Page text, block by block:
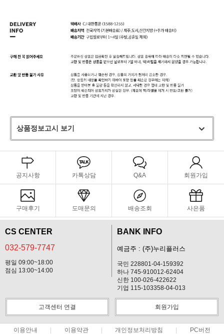
상품정보고시 보기
공지사항 카톡상담 Q&A 회원가입
구매후기 도매문의 배송조회 사은품
CS CENTER
032-579-7747
평일 09:00~18:00
점심 13:00~14:00
BANK INFO
예금주 : (주)누리플러스
국민 228801-04-159392
하나 745-910012-62404
신한 100-026-422622
기업 115-103358-04-013
고객센터 연결 회원가입
이용안내 이용약관 개인정보처리방침 PC버전